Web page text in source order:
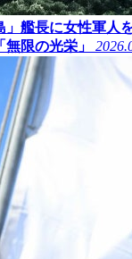
」艦長に女性軍人
限の光栄」